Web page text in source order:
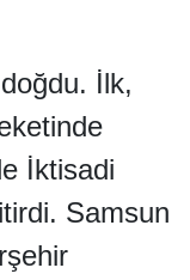
İlk,
İktisadi
Samsun